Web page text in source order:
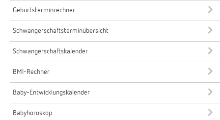
Geburtsterminrechner
Schwangerschaftsterminübersicht
Schwangerschaftskalender
BMI-Rechner
Baby-Entwicklungskalender
Babyhoroskop